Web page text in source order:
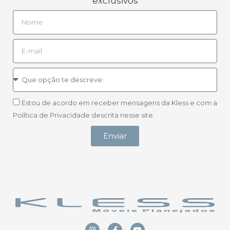
Estou de acordo em receber mensagens da Kless e com a
Política de Privacidade descrita nesse site.
Enviar